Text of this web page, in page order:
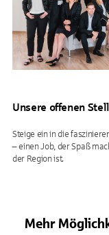
Unsere offenen
Steige ein in die
– einen Job, der Spaß
der Region ist.
Mehr